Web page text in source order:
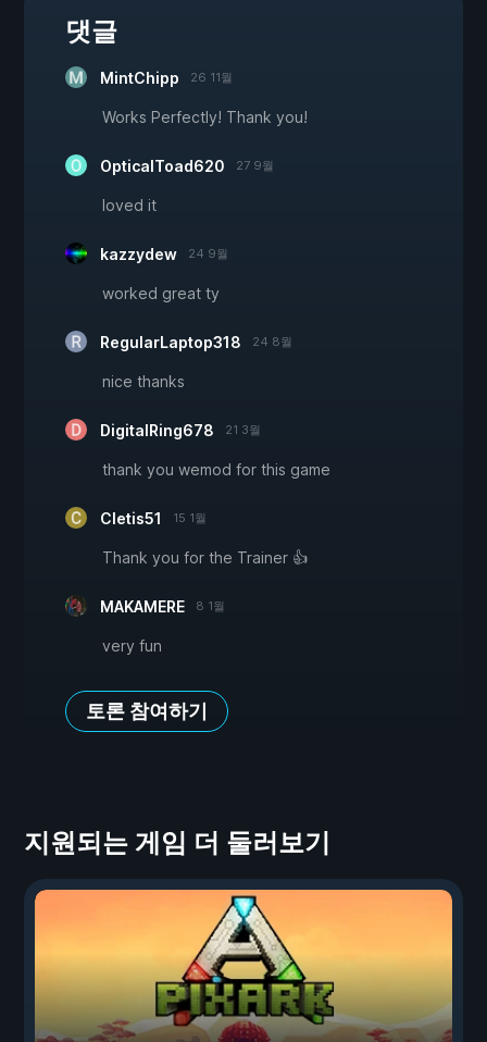
댓글
MintChipp 26 11월
Works Perfectly! Thank you!
OpticalToad620 27 9월
loved it
kazzydew 24 9월
worked great ty
RegularLaptop318 24 8월
nice thanks
DigitalRing678 21 3월
thank you wemod for this game
Cletis51 15 1월
Thank you for the Trainer 👍
MAKAMERE 8 1월
very fun
토론 참여하기
지원되는 게임 더 둘러보기